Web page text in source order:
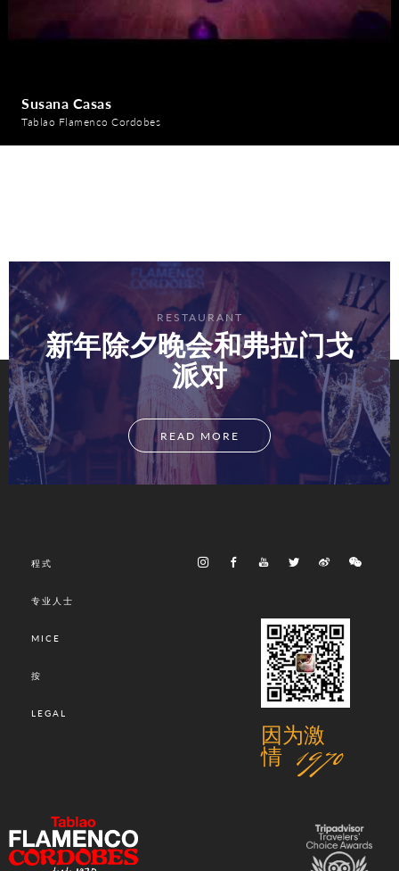
Susana Casas
Tablao Flamenco Cordobes
RESTAURANT
新年除夕晚会和弗拉门戈
派对
READ MORE
程式
专业人士
MICE
按
LEGAL
因为激
情 1970